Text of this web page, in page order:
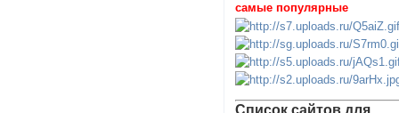
самые популярные
Список сайтов для